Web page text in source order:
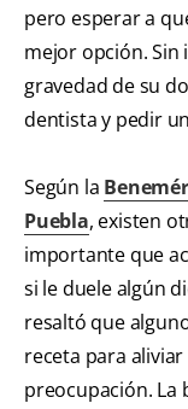
pero esperar a
mejor opción. Sin
gravedad de su
dentista y pedir
Según la
Puebla, existen
importante que
si le duele algún
resaltó que
receta para
preocupación. La